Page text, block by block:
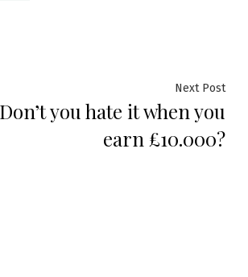
Next PostNext
Don’t you hate it when you
earn £10.000?